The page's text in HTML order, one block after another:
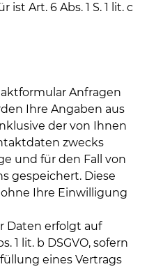
Art. 6 Abs. 1 S. 1 lit. c
Anfragen
Ihre Angaben aus
der von Ihnen
zwecks
und für den Fall von
gespeichert. Diese
Ihre Einwilligung
Daten erfolgt auf
1 lit. b DSGVO, sofern
eines Vertrags